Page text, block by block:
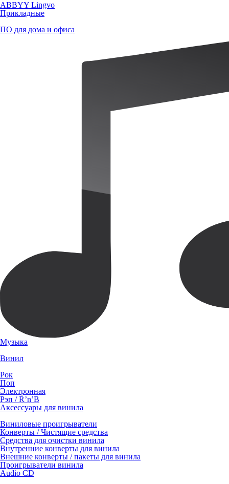
ABBYY Lingvo
Прикладные
ПО для дома и офиса
Музыка
Винил
Рок
Поп
Электронная
Рэп / R’n’B
Аксессуары для винила
Виниловые проигрыватели
Конверты / Чистящие средства
Средства для очистки винила
Внутренние конверты для винила
Внешние конверты / пакеты для винила
Проигрыватели винила
Audio CD